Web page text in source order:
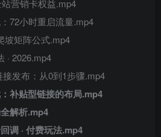
营销卡权益.mp4
72小时重启流量.mp4
坡矩阵公式.mp4
· 2026.mp4
发布：从0到1步骤.mp4
补贴型链接的布局.mp4
解析.mp4
调 · 付费玩法.mp4